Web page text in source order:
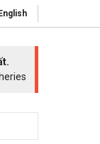
English